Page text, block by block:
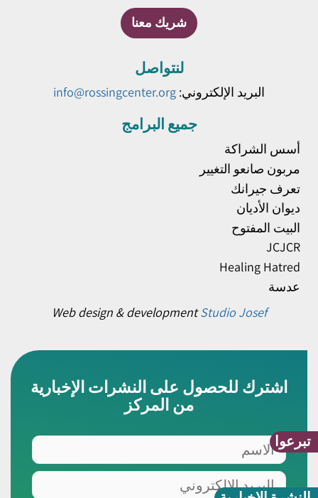
تبرعوا
شريك معنا
لنتواصل
البريد الإلكتروني: info@rossingcenter.org
جميع البرامج
أسس الشراكة
مربون صانعو التغيير
تعرف جيرانك
ديوان الأديان
البيت المفتوح
JCJCR
Healing Hatred
عدسة
Web design & developmentStudio Josef
اشترك للحصول على النشرات الإخبارية
من المركز
الاسم
البريد
الالكتروني